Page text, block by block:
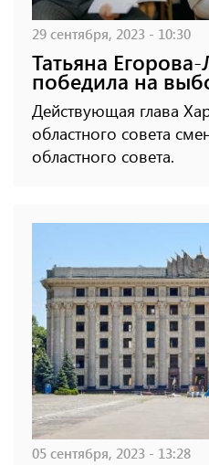
29 сентября, 2023 - 10:30
Татьяна
победила на
Действующая глава
областного совета
областного совета.
05 сентября, 2023 - 13:28